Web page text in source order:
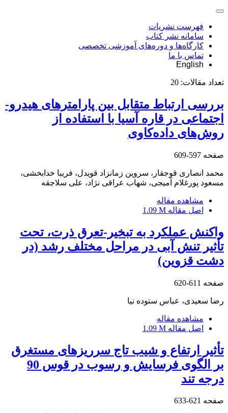
فهرست نشریات
سامانه نشر کتاب
کارگاه‌ها و دوره‌های آموزشی تخصصی
تماس با ما
English
تعداد مقالات: 20
بررسی ارتباط متقابل بین پارامتر‏های هیدرو-
اجتماعی در قاره آسیا با استفاده از
روش‌های داده‌کاوی
صفحه 597-609
محمد انصاری قوجقار، سروین زمانزاد قویدل، فریبا خدابخشی،
مسعود پورغلام آمیجی، شهاب عراقی نژاد، علی سلاجقه
مشاهده مقاله
اصل مقاله 1.09 M
واکنش عملکرد به تبخیر-تعرق ذرت، تحت
تأثیر تنش آبی در مراحل مختلف رشد (در
دشت قزوین)
صفحه 611-620
رضا سعیدی، عباس ستوده نیا
مشاهده مقاله
اصل مقاله 1.09 M
تأثیر ارتفاع و شیب تاج ‌سرریز‌های مستغرق
بر الگوی فرسایش و رسوب در قوس 90
درجه تند
صفحه 621-633